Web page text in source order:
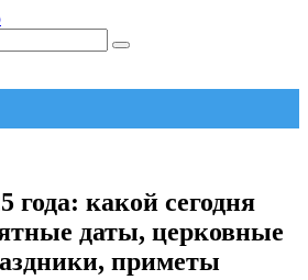
года: какой сегодня
даты, церковные
приметы